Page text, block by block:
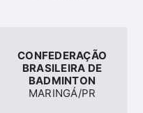
CONFEDERAÇÃO
BRASILEIRA DE
BADMINTON
MARINGÁ/PR